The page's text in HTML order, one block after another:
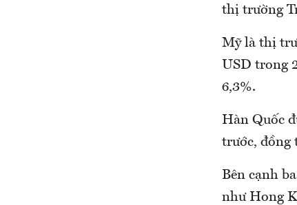
thị trường
Mỹ là thị
USD trong
6,3%.
Hàn Quốc
trước, đồng
Bên cạnh
như Hong